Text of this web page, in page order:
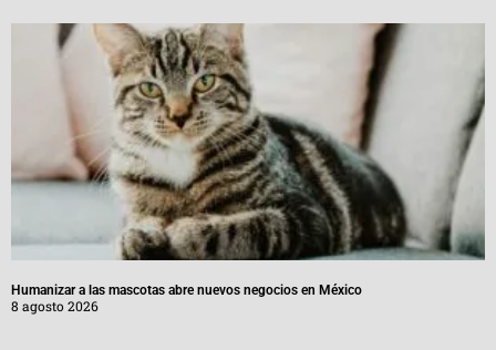
Humanizar a las mascotas abre nuevos negocios en México
8 agosto 2026